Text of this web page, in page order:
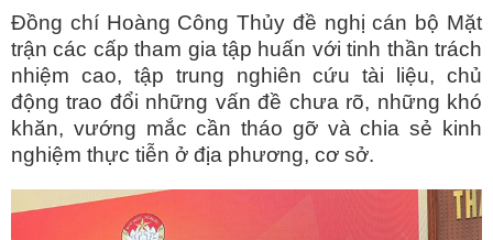
Đồng chí Hoàng Công Thủy đề nghị cán bộ Mặt
trận các cấp tham gia tập huấn với tinh thần trách
nhiệm cao, tập trung nghiên cứu tài liệu, chủ
động trao đổi những vấn đề chưa rõ, những khó
khăn, vướng mắc cần tháo gỡ và chia sẻ kinh
nghiệm thực tiễn ở địa phương, cơ sở.